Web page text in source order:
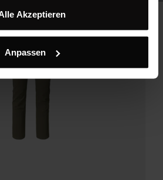
Akzeptieren
Anpassen